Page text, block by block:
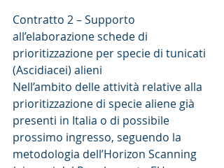
Contratto 2 – Supporto
all’elaborazione schede di
prioritizzazione per specie di tunicati
(Ascidiacei) alieni
Nell’ambito delle attività relative alla
prioritizzazione di specie aliene già
presenti in Italia o di possibile
prossimo ingresso, seguendo la
metodologia dell’Horizon Scanning